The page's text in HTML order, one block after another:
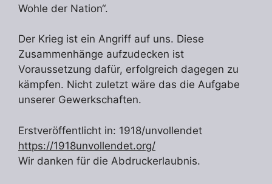
Wohle der Nation“.
Der Krieg ist ein Angriff auf uns. Diese
Zusammenhänge aufzudecken ist
Voraussetzung dafür, erfolgreich dagegen zu
kämpfen. Nicht zuletzt wäre das die Aufgabe
unserer Gewerkschaften.
Erstveröffentlicht in: 1918/unvollendet
https://1918unvollendet.org/
Wir danken für die Abdruckerlaubnis.